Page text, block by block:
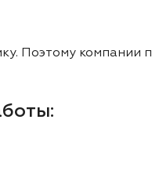
Поэтому компании